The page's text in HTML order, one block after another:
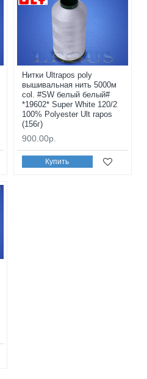
Нитки Ultrapos poly
вышивальная нить 5000м
col. #SW белый белый#
*19602* Super White 120/2
100% Polyester Ult rapos
(156г)
900.00р.
Купить